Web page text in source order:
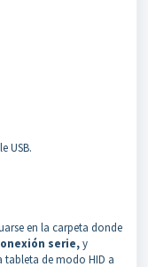
USB.
en la carpeta donde
serie,y
tableta de modo HID a